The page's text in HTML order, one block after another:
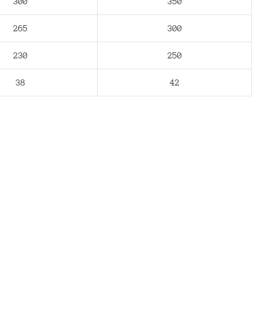
265 300
230 250
38 42